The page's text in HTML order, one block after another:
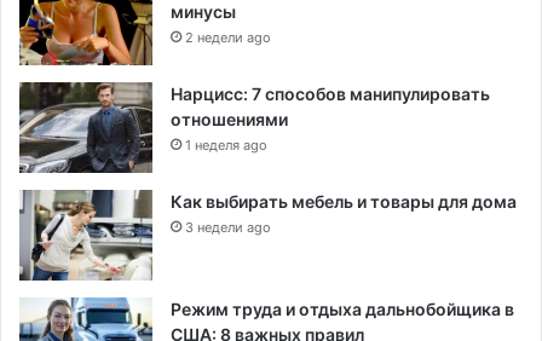
минусы
2 недели ago
Нарцисс: 7 способов манипулировать
отношениями
1 неделя ago
Как выбирать мебель и товары для дома
3 недели ago
Режим труда и отдыха дальнобойщика в
США: 8 важных правил